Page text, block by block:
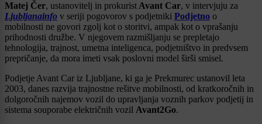
Matej Čer, ustanovitelj in prokurist Avant Car, v intervjuju za
Ljubljanainfo v seriji pogovorov s podjetniki Podjetno o
mobilnosti ne govori zgolj kot o storitvi, ampak kot o vprašanju
prihodnosti družbe. V njegovem razmišljanju se prepletajo
tehnologija, trajnost, umetna inteligenca, podjetništvo in predvsem
prepričanje, da mora imeti vsak poslovni model širši smisel.
Podjetje Avant Car iz Ljubljane, ki ga je Prekmurec ustanovil leta
2003, danes razvija trajnostne rešitve mobilnosti, od kratkoročnih in
dolgoročnih najemov vozil do upravljanja voznih parkov podjetij in
sistema souporabe električnih vozil Avant2Go.